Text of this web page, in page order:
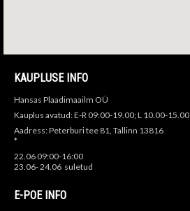
KAUPLUSE INFO
Hansas Plaadimaailm OÜ
Kauplus avatud: E-R 09:00-19.00; L 10.00-15.00
Aadress: Peterburi tee 81, Tallinn 13816
*
22.06 09:00-16:00
23.06- 24.06 suletud
E-POE INFO